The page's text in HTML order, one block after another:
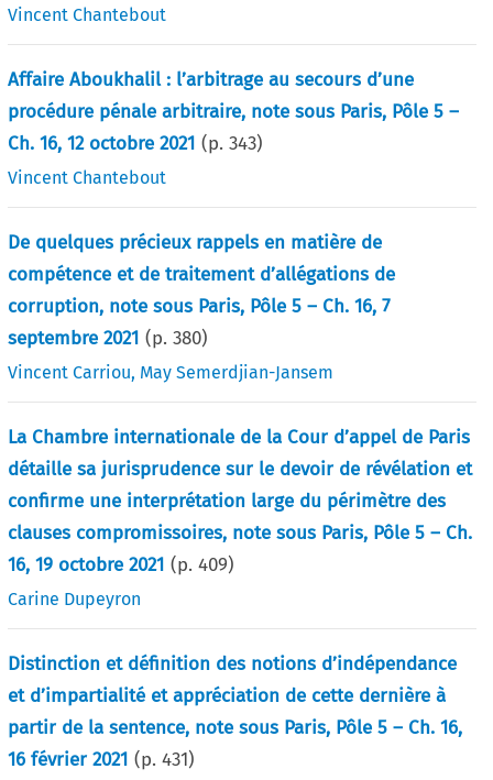
Vincent Chantebout
Affaire Aboukhalil : l’arbitrage au secours d’une
procédure pénale arbitraire, note sous Paris, Pôle 5 –
Ch. 16, 12 octobre 2021 (p.343)
Vincent Chantebout
De quelques précieux rappels en matière de
compétence et de traitement d’allégations de
corruption, note sous Paris, Pôle 5 – Ch. 16, 7
septembre 2021 (p.380)
Vincent Carriou, May Semerdjian-Jansem
La Chambre internationale de la Cour d’appel de Paris
détaille sa jurisprudence sur le devoir de révélation et
confirme une interprétation large du périmètre des
clauses compromissoires, note sous Paris, Pôle 5 – Ch.
16, 19 octobre 2021 (p.409)
Carine Dupeyron
Distinction et définition des notions d’indépendance
et d’impartialité et appréciation de cette dernière à
partir de la sentence, note sous Paris, Pôle 5 – Ch. 16,
16 février 2021 (p.431)